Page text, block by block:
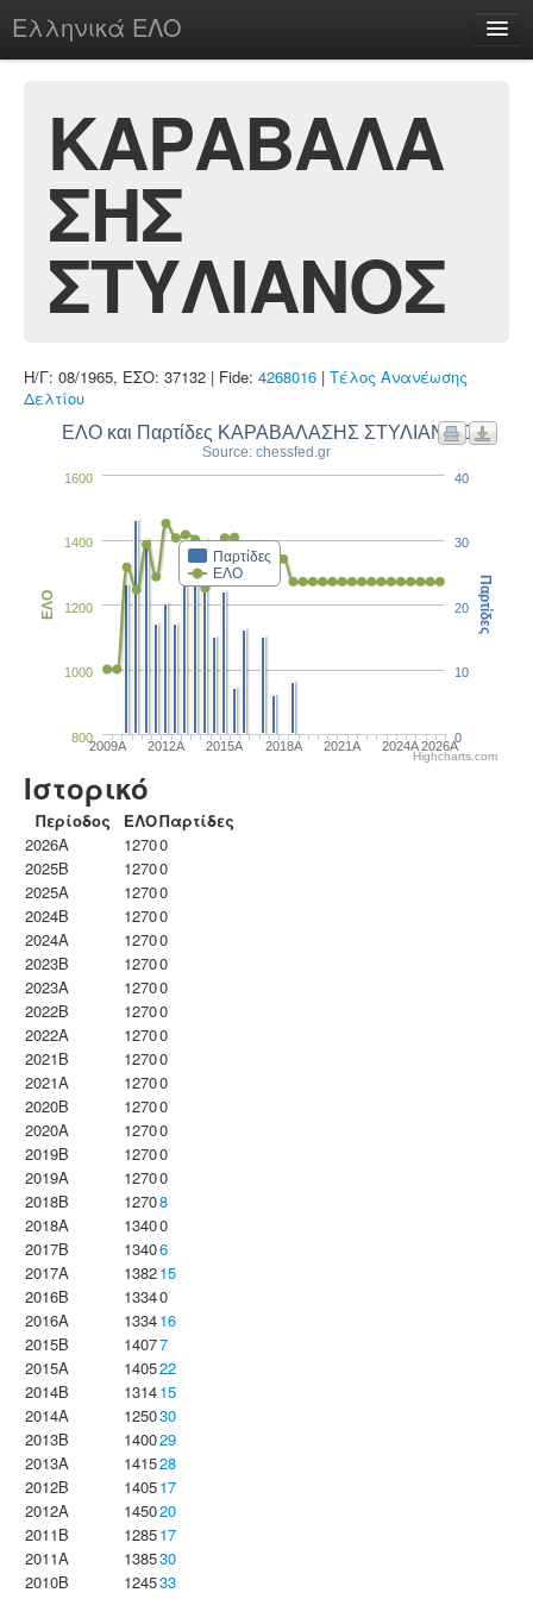
Ελληνικά ΕΛΟ
chesstu.be @ discord
Login
ΚΑΡΑΒΑΛΑ
ΣΗΣ
ΣΤΥΛΙΑΝΟΣ
Η/Γ: 08/1965, ΕΣΟ: 37132 | Fide: 4268016 | Τέλος Ανανέωσης
Δελτίου
ΕΛΟ και Παρτίδες ΚΑΡΑΒΑΛΑΣΗΣ ΣΤΥΛΙΑΝΟΣ
Source: chessfed.gr
Παρτίδες
ΕΛΟ
2009A 2012A 2015A 2018A 2021A 2024A2026A
1000
1200
1400
800
1600
ΕΛΟ
0
10
20
30
40
Παρτίδες
Highcharts.com
Ιστορικό
Περίοδος ΕΛΟΠαρτίδες
2026A
12700
2025B
12700
2025A
12700
2024B
12700
2024A
12700
2023B
12700
2023Α
12700
2022B
12700
2022A
12700
2021B
12700
2021A
12700
2020B
12700
2020A
12700
2019B
12700
2019A
12700
2018B
12708
2018A
13400
2017B
13406
2017A
138215
2016B
13340
2016A
133416
2015B
14077
2015A
140522
2014B
131415
2014A
125030
2013B
140029
2013A
141528
2012B
140517
2012A
145020
2011B
128517
2011A
138530
2010B
124533